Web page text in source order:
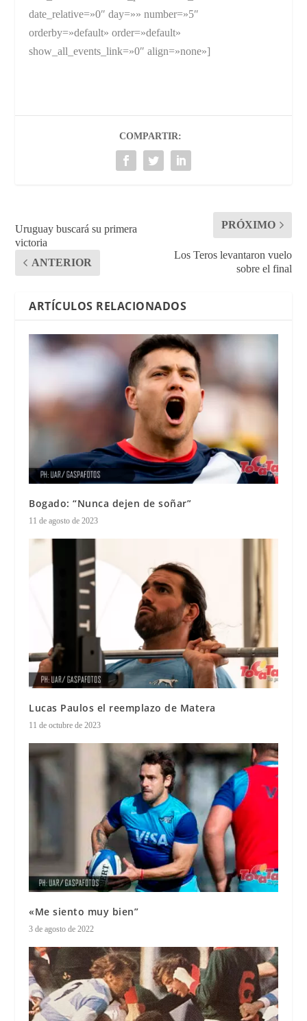
date_relative=»0″ day=»» number=»5″
orderby=»default» order=»default»
show_all_events_link=»0″ align=»none»]
COMPARTIR:
Uruguay buscará su primera
victoria
ANTERIOR
PRÓXIMO
Los Teros levantaron vuelo
sobre el final
ARTÍCULOS RELACIONADOS
Bogado: “Nunca dejen de soñar”
11 de agosto de 2023
Lucas Paulos el reemplazo de Matera
11 de octubre de 2023
«Me siento muy bien”
3 de agosto de 2022